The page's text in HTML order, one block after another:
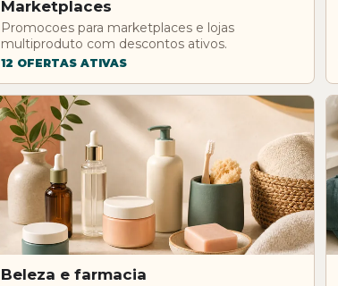
Marketplaces
Promocoes para marketplaces e lojas
multiproduto com descontos ativos.
12 OFERTAS ATIVAS
Beleza e farmacia